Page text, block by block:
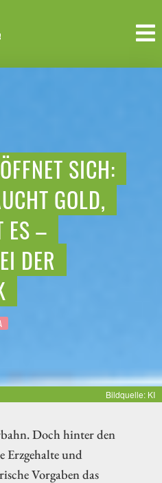
SICH:
GOLD,
ES –
DER
Bildquelle: KI
Doch hinter den
Erzgehalte und
Vorgaben das